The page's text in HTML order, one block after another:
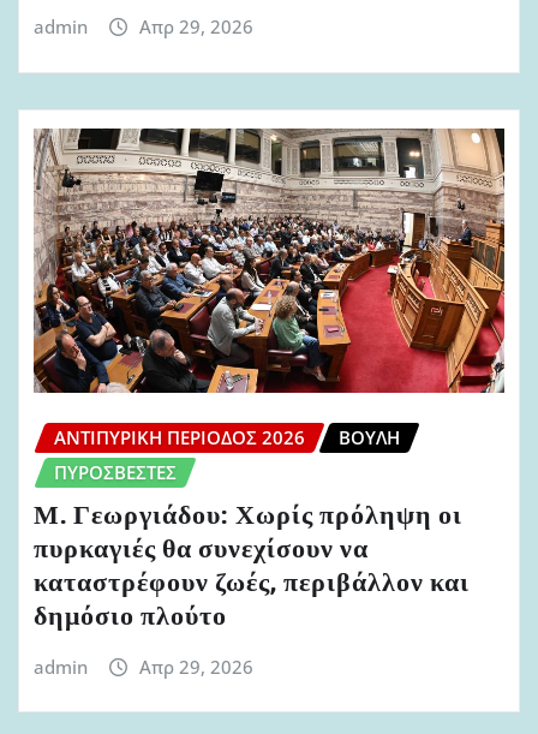
admin Απρ 29, 2026
ΑΝΤΙΠΥΡΙΚΉ ΠΕΡΊΟΔΟΣ 2026
ΒΟΥΛΉ
ΠΥΡΟΣΒΈΣΤΕΣ
Μ. Γεωργιάδου: Χωρίς πρόληψη οι
πυρκαγιές θα συνεχίσουν να
καταστρέφουν ζωές, περιβάλλον και
δημόσιο πλούτο
admin Απρ 29, 2026